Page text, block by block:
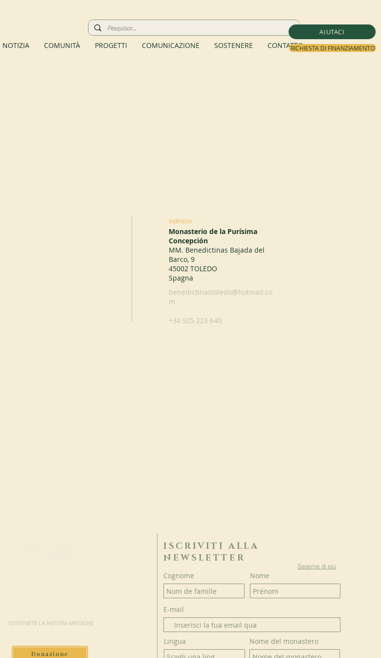
AIUTACI
RICHIESTA DI FINANZIAMENTO
NOTIZIA COMUNITÀ PROGETTI COMUNICAZIONE SOSTENERE CONTATTO
Indirizzo
Monasterio de la Purísima
Concepción
MM. Benedictinas Bajada del
Barco, 9
45002 TOLEDO
Spagna
benedictinastoledo@hotmail.co
m
+34 925 223 640
SOSTENETE LA NOSTRA MISSIONE
Donazione
ISCRIVITI ALLA
NEWSLETTER
Saperne di più
Cognome Nome
E-mail
Lingua Nome del monastero